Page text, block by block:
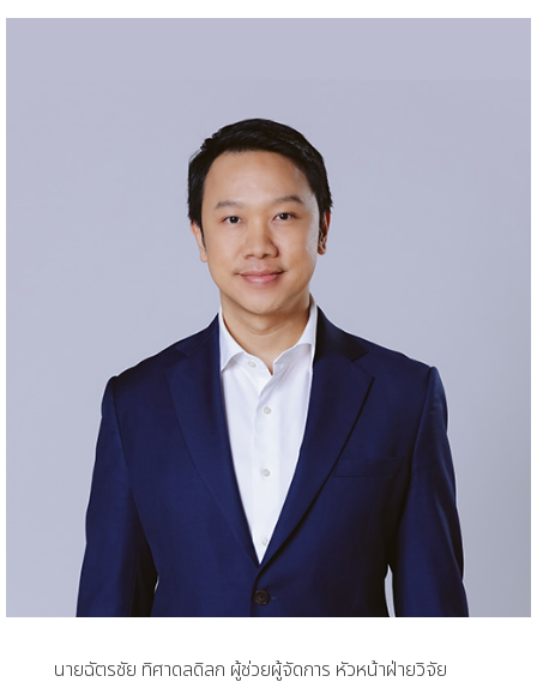
นายฉัตรชัย ทิศาดลดิลก ผู้ช่วยผู้จัดการ หัวหน้าฝ่ายวิจัย